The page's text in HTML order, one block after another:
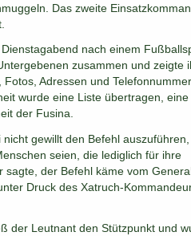
Das zweite
nach einem
zusammen und zeigte
Adressen und
wurde eine Liste übertragen, eine
der Fusina.
nicht gewillt den Befehl
seien, die lediglich für ihre
sagte, der Befehl käme vom
Druck des Xatruch-
der Leutnant den Stützpunkt und